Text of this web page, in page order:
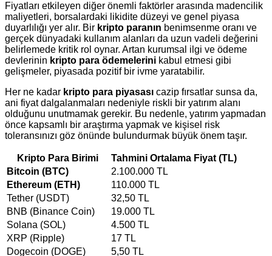
Fiyatları etkileyen diğer önemli faktörler arasında madencilik
maliyetleri, borsalardaki likidite düzeyi ve genel piyasa
duyarlılığı yer alır. Bir kripto paranın benimsenme oranı ve
gerçek dünyadaki kullanım alanları da uzun vadeli değerini
belirlemede kritik rol oynar. Artan kurumsal ilgi ve ödeme
devlerinin kripto para ödemelerini kabul etmesi gibi
gelişmeler, piyasada pozitif bir ivme yaratabilir.
Her ne kadar kripto para piyasası cazip fırsatlar sunsa da,
ani fiyat dalgalanmaları nedeniyle riskli bir yatırım alanı
olduğunu unutmamak gerekir. Bu nedenle, yatırım yapmadan
önce kapsamlı bir araştırma yapmak ve kişisel risk
toleransınızı göz önünde bulundurmak büyük önem taşır.
Kripto Para Birimi
Tahmini Ortalama Fiyat (TL)
Bitcoin (BTC)
2.100.000 TL
Ethereum (ETH)
110.000 TL
Tether (USDT)
32,50 TL
BNB (Binance Coin)
19.000 TL
Solana (SOL)
4.500 TL
XRP (Ripple)
17 TL
Dogecoin (DOGE)
5,50 TL